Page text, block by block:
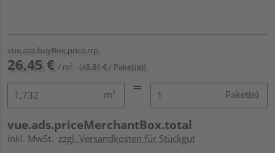
vue.ads.buyBox.price.rrp
26,45 € / m² (45,81 € / Paket(e))
m² Paket(e)
vue.ads.priceMerchantBox.total
inkl. MwSt. zzgl. Versandkosten für Stückgut